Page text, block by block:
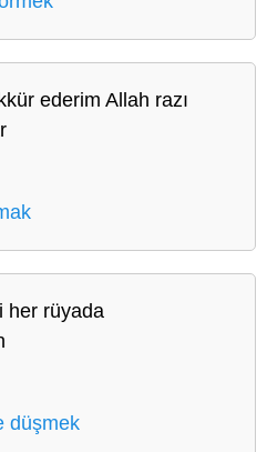
ederim Allah razı
her rüyada
düşmek